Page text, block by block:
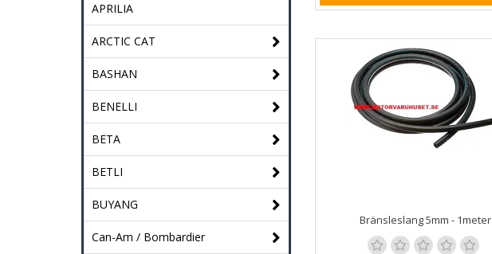
APRILIA
ARCTIC CAT
BASHAN
BENELLI
BETA
BETLI
BUYANG
Can-Am / Bombardier
Bränsleslang 5mm - 1meter